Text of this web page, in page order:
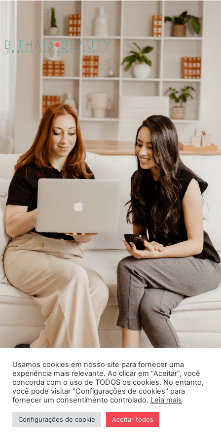
Cursos Procedimentos
Usamos cookies em nosso site para fornecer uma
experiência mais relevante. Ao clicar em “Aceitar”, você
concorda com o uso de TODOS os cookies. No entanto,
você pode visitar "Configurações de cookies" para
fornecer um consentimento controlado. Leia mais
Configurações de cookie Aceitar todos